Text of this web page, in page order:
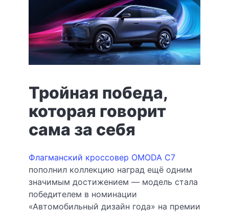
Тройная победа,
которая говорит
сама за себя
Флагманский кроссовер OMODA C7
пополнил коллекцию наград ещё одним
значимым достижением — модель стала
победителем в номинации
«Автомобильный дизайн года» на премии